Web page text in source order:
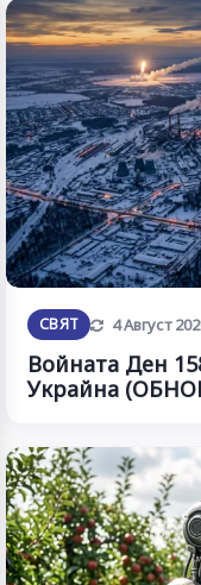
СВЯТ Обновена
4 Август
Войната Ден
Украйна